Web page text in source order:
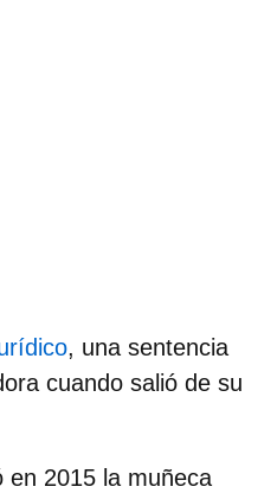
, una sentencia
cuando salió de su
en 2015 la muñeca